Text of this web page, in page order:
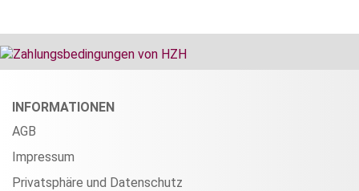
INFORMATIONEN
AGB
Impressum
Privatsphäre und Datenschutz